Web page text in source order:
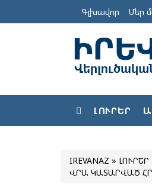
Գլխավոր Մեր
ԼՈՒՐԵՐ
IREVANAZ » ԼՈՒՐԵՐ
ՎՐԱ ԿԱՏԱՐՎԱԾ